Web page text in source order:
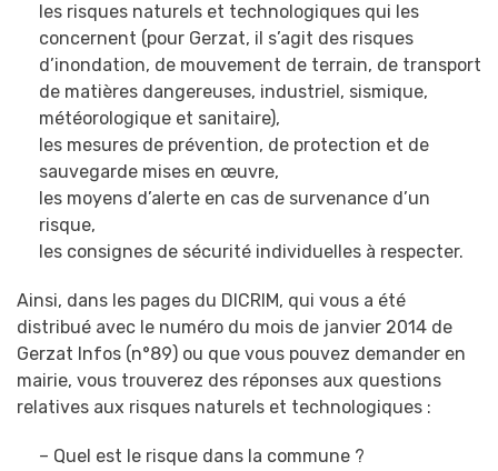
les risques naturels et technologiques qui les
concernent (pour Gerzat, il s’agit des risques
d’inondation, de mouvement de terrain, de transport
de matières dangereuses, industriel, sismique,
météorologique et sanitaire),
les mesures de prévention, de protection et de
sauvegarde mises en œuvre,
les moyens d’alerte en cas de survenance d’un
risque,
les consignes de sécurité individuelles à respecter.
Ainsi, dans les pages du DICRIM, qui vous a été
distribué avec le numéro du mois de janvier 2014 de
Gerzat Infos (n°89) ou que vous pouvez demander en
mairie, vous trouverez des réponses aux questions
relatives aux risques naturels et technologiques :
– Quel est le risque dans la commune ?